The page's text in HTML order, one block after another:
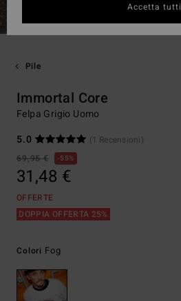
Pile
Immortal Core
Felpa Grigio Uomo
5.0
(1 Recensioni)
69,95 €
55%
31,48 €
OFFERTE
DOPPIA OFFERTA 25%
Colori Fog
Accetta tutti